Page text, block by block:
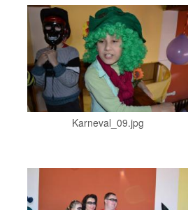
Karneval_09.jpg